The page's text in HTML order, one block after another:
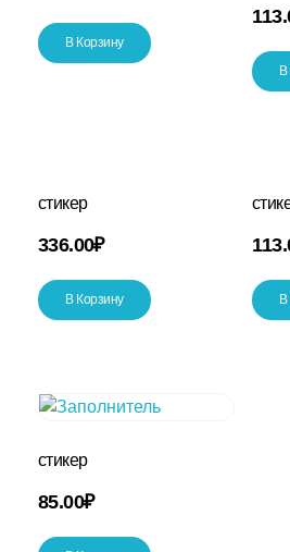
В Корзину
стикер
336.00₽
В Корзину В
стикер
85.00₽